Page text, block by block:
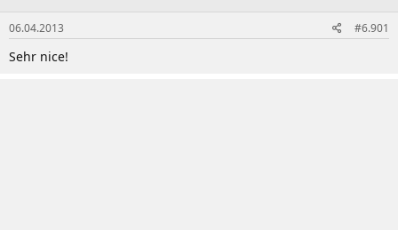
r
m
06.04.2013 #6.901
Sehr nice!